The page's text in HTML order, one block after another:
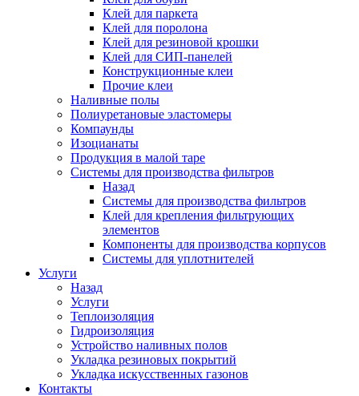
Клей для паркета
Клей для поролона
Клей для резиновой крошки
Клей для СИП-панелей
Конструкционные клеи
Прочие клеи
Наливные полы
Полиуретановые эластомеры
Компаунды
Изоцианаты
Продукция в малой таре
Системы для производства фильтров
Назад
Системы для производства фильтров
Клей для крепления фильтрующих
элементов
Компоненты для производства корпусов
Системы для уплотнителей
Услуги
Назад
Услуги
Теплоизоляция
Гидроизоляция
Устройство наливных полов
Укладка резиновых покрытий
Укладка искусственных газонов
Контакты